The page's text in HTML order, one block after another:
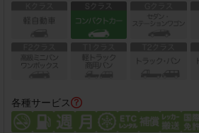
各種サービス